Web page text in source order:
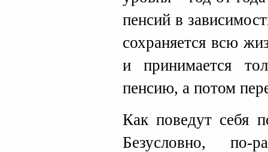
пенсий в
сохраняется всю
и принимается
пенсию, а потом
Как поведут себя
Безусловно, по-